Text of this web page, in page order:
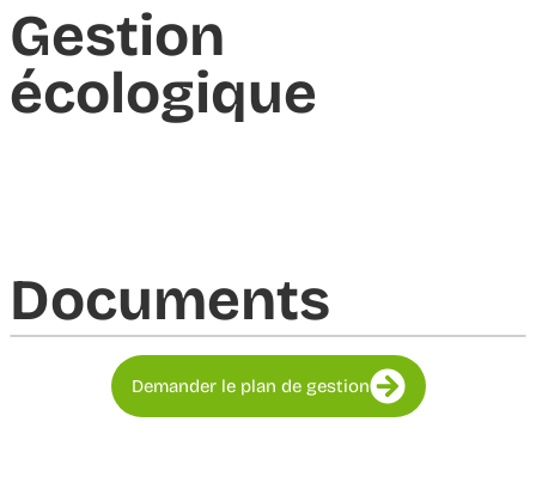
Gestion
écologique
Documents​
Demander le plan de gestion